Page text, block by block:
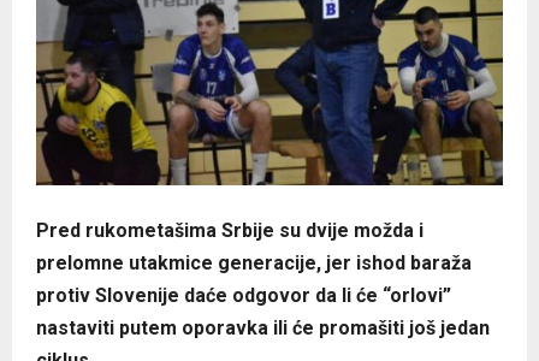
Pred rukometašima Srbije su dvije možda i
prelomne utakmice generacije, jer ishod baraža
protiv Slovenije daće odgovor da li će “orlovi”
nastaviti putem oporavka ili će promašiti još jedan